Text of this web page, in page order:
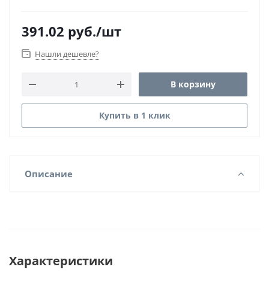
391.02 руб./шт
Нашли дешевле?
В корзину
Купить в 1 клик
Описание
Характеристики